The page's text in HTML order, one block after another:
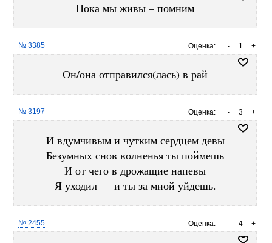
Пока мы живы – помним
Оценка: +
1
-
№ 3385
Он/она отправился(лась) в рай
Оценка: +
3
-
№ 3197
И вдумчивым и чутким сердцем девы
Безумных снов волненья ты поймешь
И от чего в дрожащие напевы
Я уходил — и ты за мной уйдешь.
Оценка: +
4
-
№ 2455